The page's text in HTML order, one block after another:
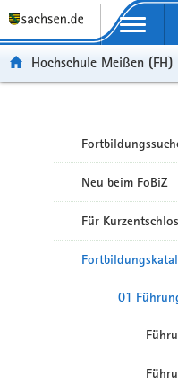
Portalübergreifende Navigation
Hochschule Meißen
Neu beim FoBiZ
Für
01